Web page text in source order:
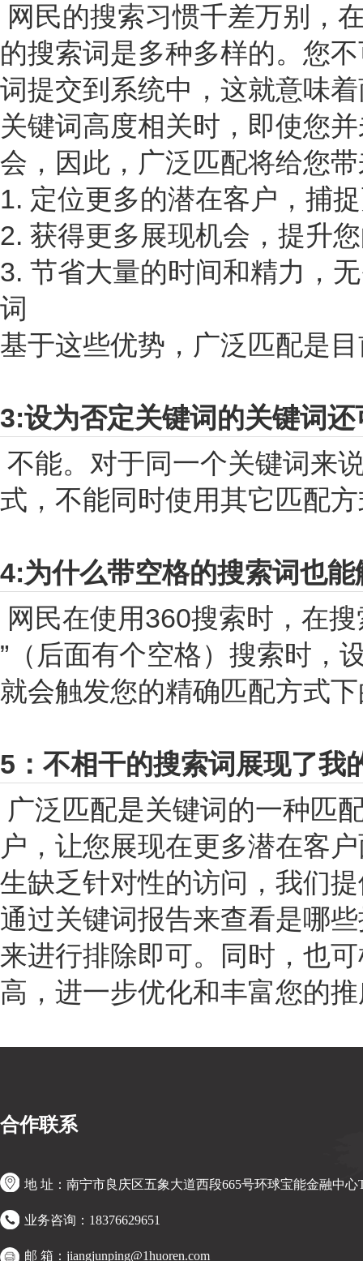
网民的搜索习惯千差万别，
的搜索词是多种多样的。您
词提交到系统中，这就意味
关键词高度相关时，即使您
会，因此，广泛匹配将给您
1. 定位更多的潜在客户，捕
2. 获得更多展现机会，提升
3. 节省大量的时间和精力，
词
基于这些优势，广泛匹配是
3:设为否定关键词的关键词
不能。对于同一个关键词来
式，不能同时使用其它匹配
4:为什么带空格的搜索词也
网民在使用360搜索时，在
”（后面有个空格）搜索时，
就会触发您的精确匹配方式
5：不相干的搜索词展现了我
广泛匹配是关键词的一种匹
户，让您展现在更多潜在客
生缺乏针对性的访问，我们
通过关键词报告来查看是哪
来进行排除即可。同时，也
高，进一步优化和丰富您的
合作联系
地 址：南宁市良庆区五象大道西段665号环球宝能金融中心
业务咨询：18376629651
邮 箱：jiangjunping@1huoren.com